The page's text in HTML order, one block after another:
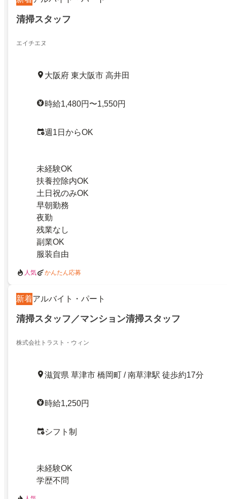
清掃スタッフ
エイチエヌ
大阪府 東大阪市 高井田
時給1,480円〜1,550円
週1日からOK
未経験OK
扶養控除内OK
土日祝のみOK
早朝勤務
夜勤
残業なし
副業OK
服装自由
人気 かんたん応募
新着アルバイト・パート
清掃スタッフ／マンション清掃スタッフ
株式会社トラスト・ウィン
滋賀県 草津市 橋岡町 / 南草津駅 徒歩約17分
時給1,250円
シフト制
未経験OK
学歴不問